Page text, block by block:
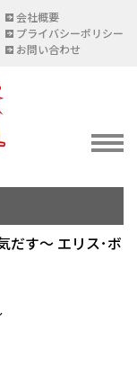
会社概要
プライバシーポリシー
お問い合わせ
だす～ エリス･ボ